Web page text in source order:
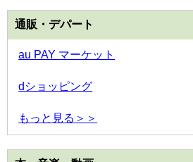
通販・デパート
au PAY マーケット
dショッピング
もっと見る＞＞